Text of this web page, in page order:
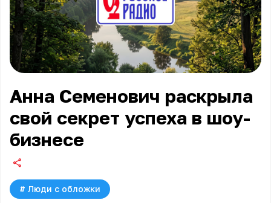
Анна Семенович раскрыла
свой секрет успеха в шоу-
бизнесе
# Люди с обложки